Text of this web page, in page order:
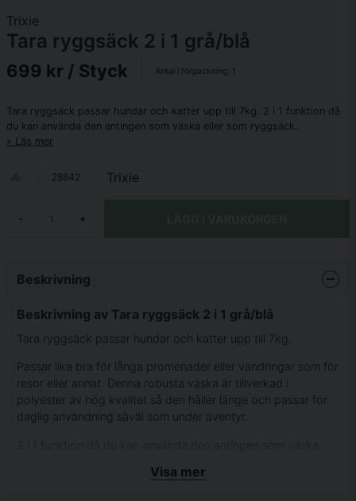
Trixie
Tara ryggsäck 2 i 1 grå/blå
699 kr / Styck Antal i förpackning: 1
Tara ryggsäck passar hundar och katter upp till 7kg. 2 i 1 funktion då
du kan använda den antingen som väska eller som ryggsäck.
Läs mer
28842 Trixie
- +
Beskrivning
Beskrivning av Tara ryggsäck 2 i 1 grå/blå
Tara ryggsäck passar hundar och katter upp till 7kg.
Passar lika bra för långa promenader eller vandringar som för
resor eller annat. Denna robusta väska är tillverkad i
polyester av hög kvalitet så den håller länge och passar för
daglig användning såväl som under äventyr.
med enkelhet sätta in axelremmarna i det fack som finns som
Visa mer